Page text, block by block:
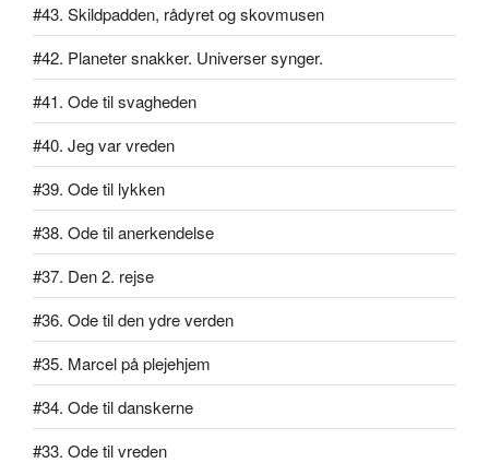
#43. Skildpadden, rådyret og skovmusen
#42. Planeter snakker. Universer synger.
#41. Ode til svagheden
#40. Jeg var vreden
#39. Ode til lykken
#38. Ode til anerkendelse
#37. Den 2. rejse
#36. Ode til den ydre verden
#35. Marcel på plejehjem
#34. Ode til danskerne
#33. Ode til vreden